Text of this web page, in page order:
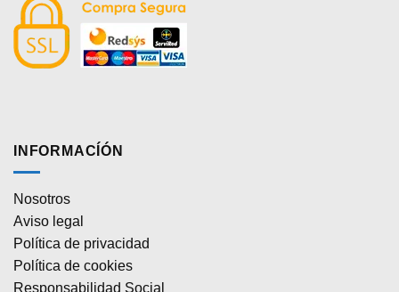
INFORMACÍÓN
Nosotros
Aviso legal
Política de privacidad
Política de cookies
Responsabilidad Social